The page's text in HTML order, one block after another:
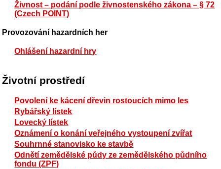
Živnost – podání podle živnostenského zákona – § 72
(Czech POINT)
Provozování hazardních her
Ohlášení hazardní hry
Životní prostředí
Povolení ke kácení dřevin rostoucích mimo les
Rybářský lístek
Lovecký lístek
Oznámení o konání veřejného vystoupení zvířat
Souhrnné stanovisko ke stavbě
Odnětí zemědělské půdy ze zemědělského půdního
fondu (ZPF)